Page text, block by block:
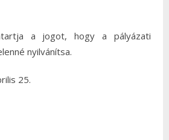
a jogot, hogy a pályázati
nyilvánítsa.
25.